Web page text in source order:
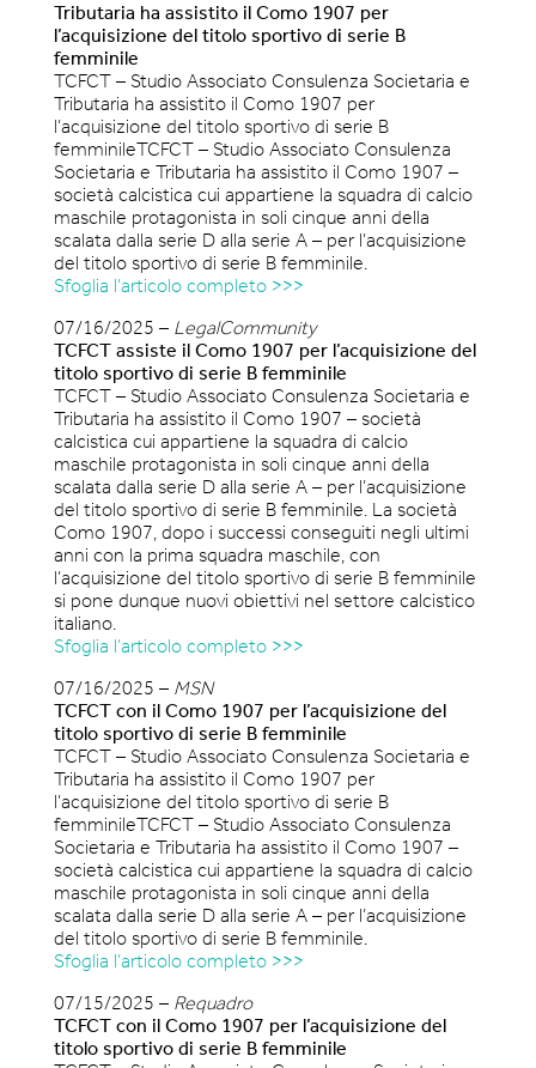
Tributaria ha assistito il Como 1907 per
l’acquisizione del titolo sportivo di serie B
femminile
TCFCT – Studio Associato Consulenza Societaria e
Tributaria ha assistito il Como 1907 per
l’acquisizione del titolo sportivo di serie B
femminileTCFCT – Studio Associato Consulenza
Societaria e Tributaria ha assistito il Como 1907 –
società calcistica cui appartiene la squadra di calcio
maschile protagonista in soli cinque anni della
scalata dalla serie D alla serie A – per l’acquisizione
del titolo sportivo di serie B femminile.
Sfoglia l’articolo completo >>>
07/16/2025 – LegalCommunity
TCFCT assiste il Como 1907 per l’acquisizione del
titolo sportivo di serie B femminile
TCFCT – Studio Associato Consulenza Societaria e
Tributaria ha assistito il Como 1907 – società
calcistica cui appartiene la squadra di calcio
maschile protagonista in soli cinque anni della
scalata dalla serie D alla serie A – per l’acquisizione
del titolo sportivo di serie B femminile. La società
Como 1907, dopo i successi conseguiti negli ultimi
anni con la prima squadra maschile, con
l’acquisizione del titolo sportivo di serie B femminile
si pone dunque nuovi obiettivi nel settore calcistico
italiano.
Sfoglia l’articolo completo >>>
07/16/2025 – MSN
TCFCT con il Como 1907 per l’acquisizione del
titolo sportivo di serie B femminile
TCFCT – Studio Associato Consulenza Societaria e
Tributaria ha assistito il Como 1907 per
l’acquisizione del titolo sportivo di serie B
femminileTCFCT – Studio Associato Consulenza
Societaria e Tributaria ha assistito il Como 1907 –
società calcistica cui appartiene la squadra di calcio
maschile protagonista in soli cinque anni della
scalata dalla serie D alla serie A – per l’acquisizione
del titolo sportivo di serie B femminile.
Sfoglia l’articolo completo >>>
07/15/2025 – Requadro
TCFCT con il Como 1907 per l’acquisizione del
titolo sportivo di serie B femminile